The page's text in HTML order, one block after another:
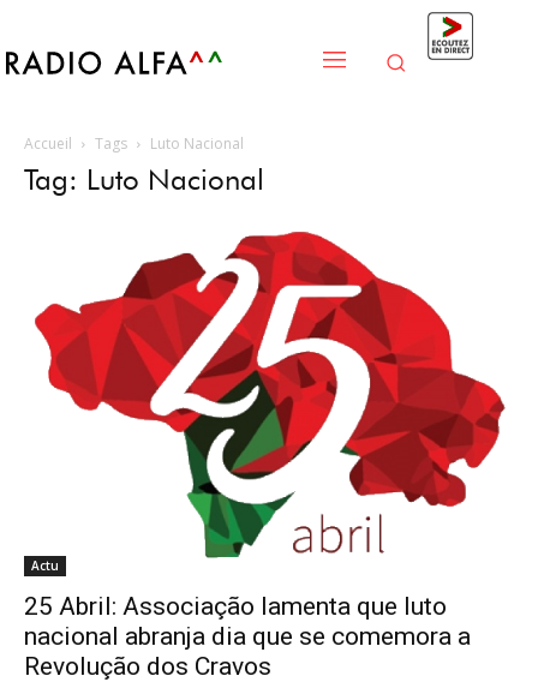
Accueil Tags Luto Nacional
Tag: Luto Nacional
Actu
25 Abril: Associação lamenta que luto
nacional abranja dia que se comemora a
Revolução dos Cravos